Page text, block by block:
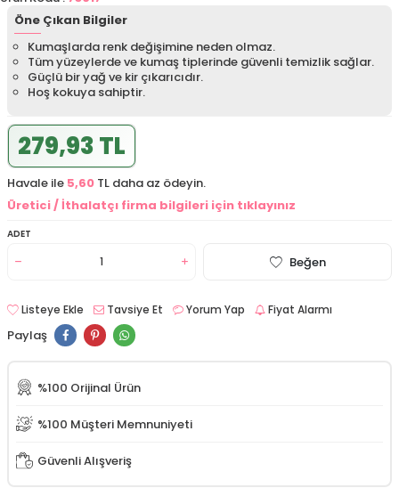
Öne Çıkan Bilgiler
Kumaşlarda renk değişimine neden olmaz.
Tüm yüzeylerde ve kumaş tiplerinde güvenli temizlik sağlar.
Güçlü bir yağ ve kir çıkarıcıdır.
Hoş kokuya sahiptir.
279,93 TL
Havale ile 5,60 TL daha az ödeyin.
Üretici / İthalatçı firma bilgileri için tıklayınız
ADET
Beğen
Listeye Ekle Tavsiye Et Yorum Yap Fiyat Alarmı
Paylaş
%100 Orijinal Ürün
%100 Müşteri Memnuniyeti
Güvenli Alışveriş